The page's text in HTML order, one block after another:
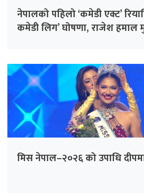
नेपालको पहिलो ‘कमेडी एक्ट’
कमेडी लिग’ घोषणा, राजेश हमाल
मिस नेपाल–२०२६ को उपाधि